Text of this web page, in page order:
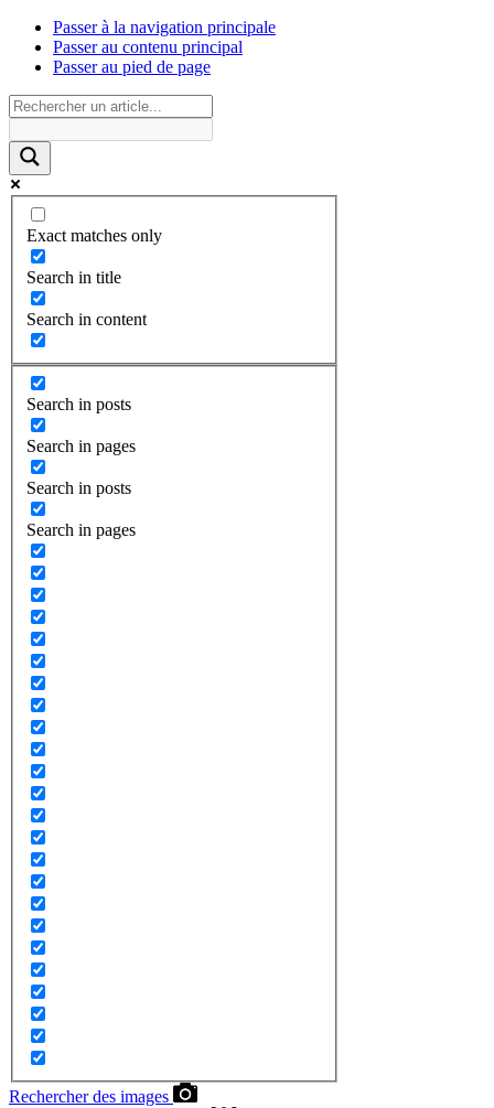
Passer à la navigation principale
Passer au contenu principal
Passer au pied de page
Exact matches only
Search in title
Search in content
Search in posts
Search in pages
Search in posts
Search in pages
Rechercher des images